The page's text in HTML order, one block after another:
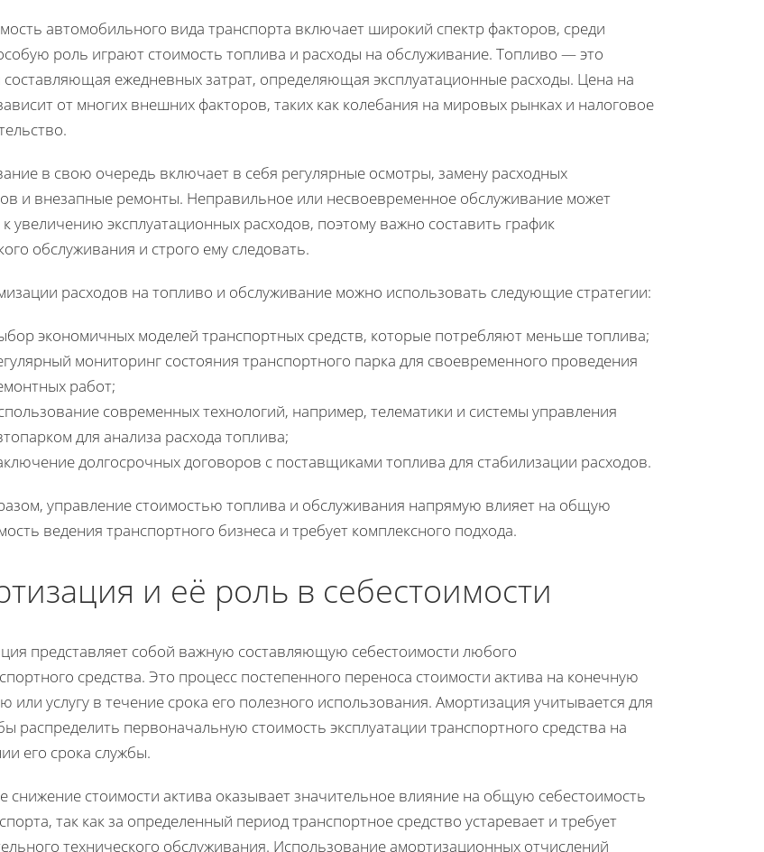
автомобильного вида транспорта включает широкий спектр факторов, среди
роль играют стоимость топлива и расходы на обслуживание. Топливо — это
составляющая ежедневных затрат, определяющая эксплуатационные расходы. Цена на
от многих внешних факторов, таких как колебания на мировых рынках и налоговое
в свою очередь включает в себя регулярные осмотры, замену расходных
и внезапные ремонты. Неправильное или несвоевременное обслуживание может
увеличению эксплуатационных расходов, поэтому важно составить график
обслуживания и строго ему следовать.
расходов на топливо и обслуживание можно использовать следующие стратегии:
экономичных моделей транспортных средств, которые потребляют меньше топлива;
мониторинг состояния транспортного парка для своевременного проведения
работ;
современных технологий, например, телематики и системы управления
для анализа расхода топлива;
долгосрочных договоров с поставщиками топлива для стабилизации расходов.
управление стоимостью топлива и обслуживания напрямую влияет на общую
ведения транспортного бизнеса и требует комплексного подхода.
и её роль в себестоимости
представляет собой важную составляющую себестоимости любого
средства. Это процесс постепенного переноса стоимости актива на конечную
или услугу в течение срока его полезного использования. Амортизация учитывается для
распределить первоначальную стоимость эксплуатации транспортного средства на
его срока службы.
снижение стоимости актива оказывает значительное влияние на общую себестоимость
так как за определенный период транспортное средство устаревает и требует
технического обслуживания. Использование амортизационных отчислений